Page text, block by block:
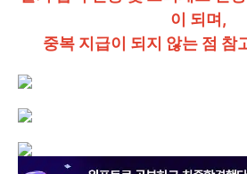
이 되며,
중복 지급이 되지 않는 점 참